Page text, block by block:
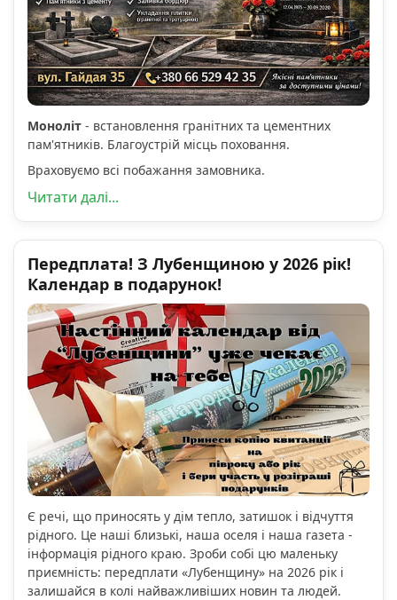
Моноліт - встановлення гранітних та цементних
пам'ятників. Благоустрій місць поховання.
Враховуємо всі побажання замовника.
Читати далі...
Передплата! З Лубенщиною у 2026 рік!
Календар в подарунок!
Є речі, що приносять у дім тепло, затишок і відчуття
рідного. Це наші близькі, наша оселя і наша газета -
інформація рідного краю. Зроби собі цю маленьку
приємність: передплати «Лубенщину» на 2026 рік і
залишайся в колі найважливіших новин та людей.